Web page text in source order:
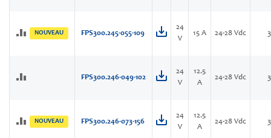
NOUVEAU FPS300.245-055-109
24
V
15 A 24-28 Vdc
FPS300.246-049-102
24
V
12.5
A
24-28 Vdc
NOUVEAU FPS300.246-073-156
24
V
12.5
A
24-28 Vdc